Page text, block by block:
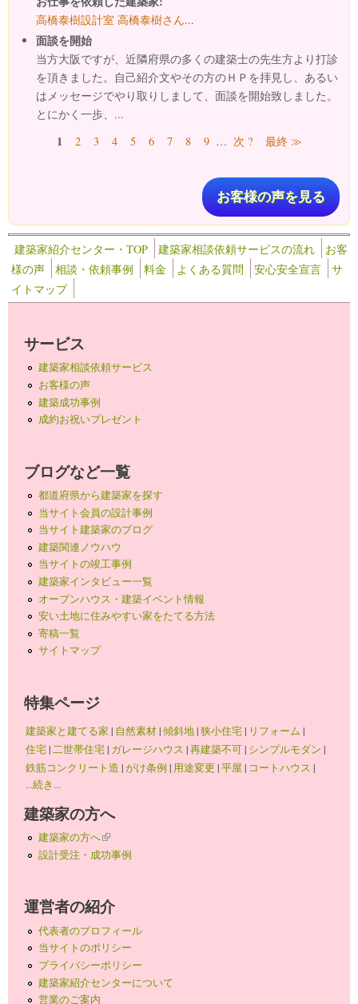
高橋泰樹設計室 高橋泰樹さん...
面談を開始
当方大阪ですが、近隣府県の多くの建築士の先生方より打診
を頂きました。自己紹介文やその方のＨＰを拝見し、あるい
はメッセージでやり取りしまして、面談を開始致しました。
とにかく一歩、...
ページ1 2 3 4 5 6 7 8 9 … 次 ? 最終 ≫
お客様の声を見る
建築家紹介センター・TOP 建築家相談依頼サービスの流れ
お客
様の声
相談・依頼事例 料金 よくある質問 安心安全宣言
サ
イトマップ
サービス
建築家相談依頼サービス
お客様の声
建築成功事例
成約お祝いプレゼント
ブログなど一覧
都道府県から建築家を探す
当サイト会員の設計事例
当サイト建築家のブログ
建築関連ノウハウ
当サイトの竣工事例
建築家インタビュー一覧
オープンハウス・建築イベント情報
安い土地に住みやすい家をたてる方法
寄稿一覧
サイトマップ
特集ページ
建築家と建てる家 | 自然素材|傾斜地|狭小住宅| リフォーム |
住宅|二世帯住宅| ガレージハウス |再建築不可| シンプルモダン |
鉄筋コンクリート造 |がけ条例 | 用途変更 |平屋 | コートハウス |
...続き...
建築家の方へ
建築家の方へ(link is external)
設計受注・成功事例
運営者の紹介
代表者のプロフィール
当サイトのポリシー
プライバシーポリシー
建築家紹介センターについて
営業のご案内